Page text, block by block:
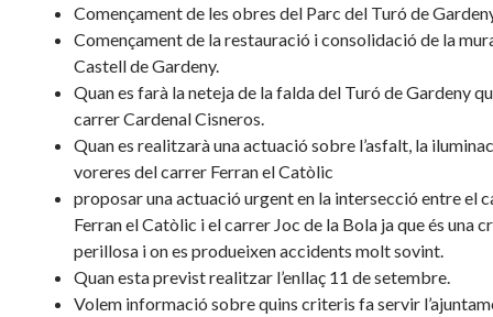
Començament de les obres del Parc del Turó de
Començament de la restauració i consolidació de la
Castell de Gardeny.
Quan es farà la neteja de la falda del Turó de Gardeny
carrer Cardenal Cisneros.
Quan es realitzarà una actuació sobre l’asfalt, la
voreres del carrer Ferran el Catòlic
proposar una actuació urgent en la intersecció entre el
Ferran el Catòlic i el carrer Joc de la Bola ja que és una
perillosa i on es produeixen accidents molt sovint.
Quan esta previst realitzar l’enllaç 11 de setembre.
Volem informació sobre quins criteris fa servir